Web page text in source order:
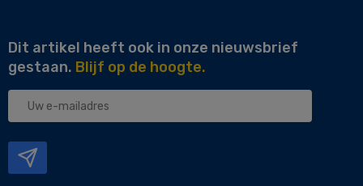
Dit artikel heeft ook in onze nieuwsbrief
gestaan. Blijf op de hoogte.
Uw